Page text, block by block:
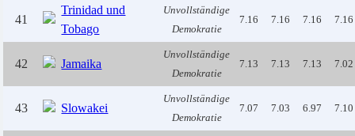
41
Trinidad und
Tobago
Unvollständige
Demokratie
7.16 7.16 7.16 7.16
42 Jamaika
Unvollständige
Demokratie
7.13 7.13 7.13 7.02
43 Slowakei
Unvollständige
Demokratie
7.07 7.03 6.97 7.10